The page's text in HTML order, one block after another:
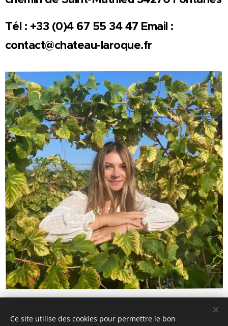
Tél : +33 (0)4 67 55 34 47 Email :
contact@chateau-laroque.fr
Ce site utilise des cookies pour permettre le bon